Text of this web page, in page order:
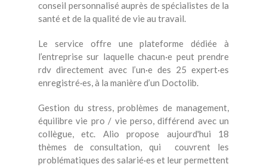
conseil personnalisé auprès de spécialistes de la
santé et de la qualité de vie au travail.
Le service offre une plateforme dédiée à
l’entreprise sur laquelle chacun·e peut prendre
rdv directement avec l’un·e des 25 expert·es
enregistré·es, à la manière d’un Doctolib.
Gestion du stress, problèmes de management,
équilibre vie pro / vie perso, différend avec un
collègue, etc. Alio propose aujourd'hui 18
thèmes de consultation, qui couvrent les
problématiques des salarié·es et leur permettent